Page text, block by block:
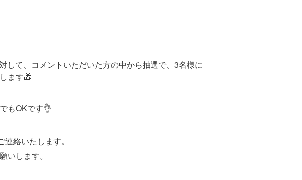
して、コメントいただいた方の中から抽選で、3名様に
ます🎁
もOKです👌
絡いたします。
いします。